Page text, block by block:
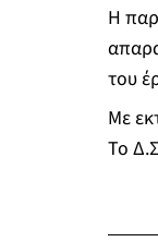
Η
του
Με
Το